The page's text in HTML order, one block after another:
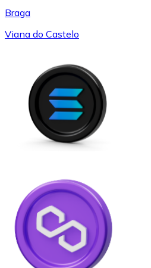
Braga
Viana do Castelo